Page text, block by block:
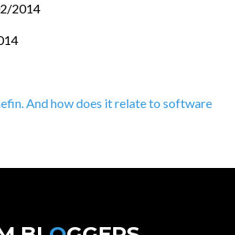
2014
And how does it relate to software